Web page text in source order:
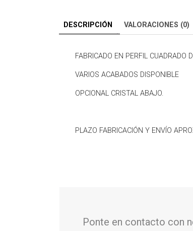
DESCRIPCIÓN VALORACIONES (0)
FABRICADO EN PERFIL CUADRADO
VARIOS ACABADOS DISPONIBLE
OPCIONAL CRISTAL ABAJO.
PLAZO FABRICACIÓN Y ENVÍO
Ponte en contacto con